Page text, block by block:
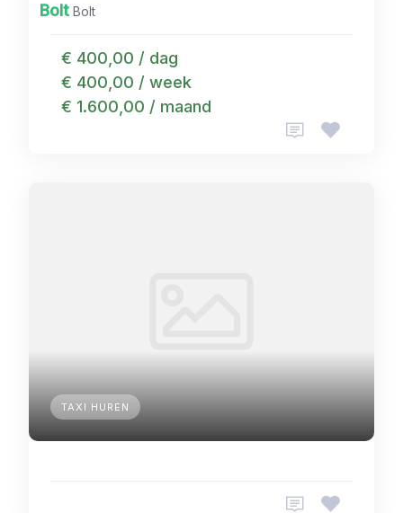
Bolt Bolt
€ 400,00 / dag
€ 400,00 / week
€ 1.600,00 / maand
TAXI HUREN